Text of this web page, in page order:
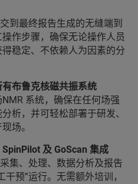
到最终报告生成的无缝端到
作步骤，确保无论操作人员
稳定、不依赖人为因素的分
布鲁克核磁共振系统
系统，确保在任何场强
析，并可轻松部署于研发、
场。
及 GoScan 集成
集、处理、数据分析及报告
预”运行。无需额外培训，